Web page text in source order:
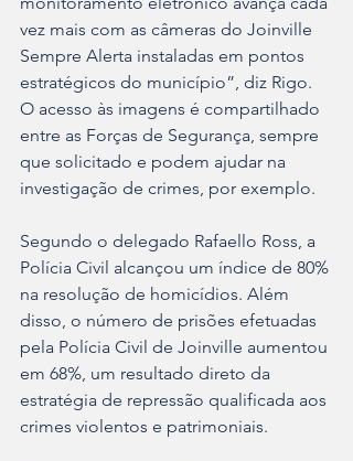
vez mais com as câmeras do Joinville
Sempre Alerta instaladas em pontos
estratégicos do município”, diz Rigo.
O acesso às imagens é compartilhado
entre as Forças de Segurança, sempre
que solicitado e podem ajudar na
investigação de crimes, por exemplo.
Segundo o delegado Rafaello Ross, a
Polícia Civil alcançou um índice de 80%
na resolução de homicídios. Além
disso, o número de prisões efetuadas
pela Polícia Civil de Joinville aumentou
em 68%, um resultado direto da
estratégia de repressão qualificada aos
crimes violentos e patrimoniais.